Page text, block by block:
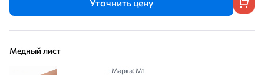
Уточнить цену
Медный лист
- Марка: М1